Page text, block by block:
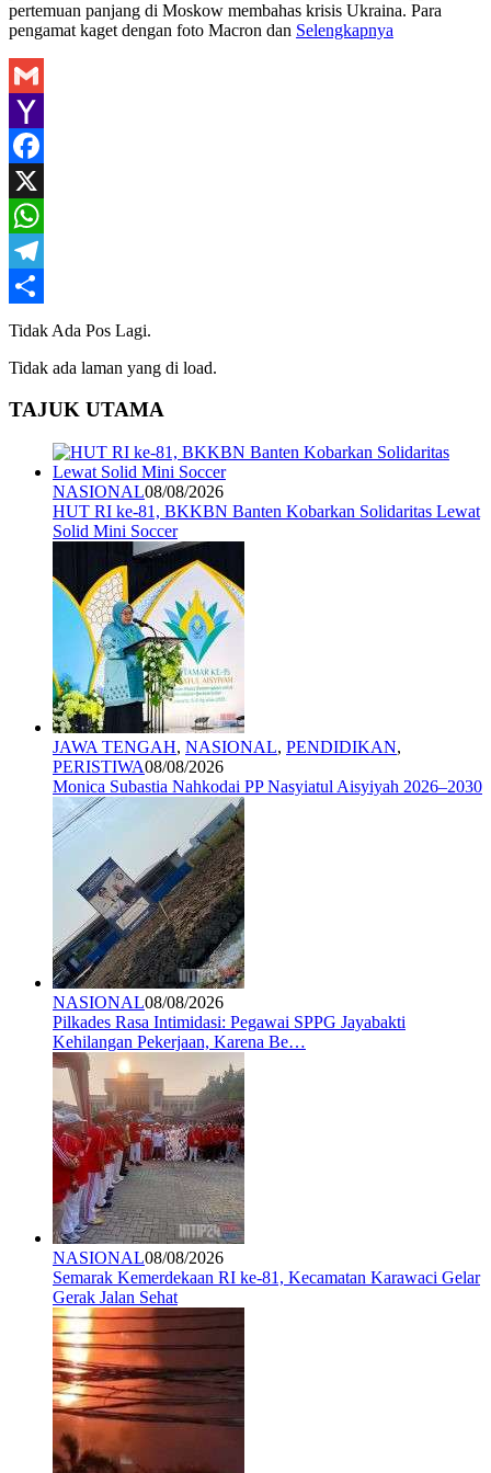
pertemuan panjang di Moskow membahas krisis Ukraina. Para
pengamat kaget dengan foto Macron dan Selengkapnya
Gmail
Yahoo
Mail
Facebook
X
WhatsApp
Telegram
Share
Tidak Ada Pos Lagi.
Tidak ada laman yang di load.
TAJUK UTAMA
NASIONAL08/08/2026
HUT RI ke-81, BKKBN Banten Kobarkan Solidaritas Lewat
Solid Mini Soccer
JAWA TENGAH, NASIONAL, PENDIDIKAN,
PERISTIWA08/08/2026
Monica Subastia Nahkodai PP Nasyiatul Aisyiyah 2026–2030
NASIONAL08/08/2026
Pilkades Rasa Intimidasi: Pegawai SPPG Jayabakti
Kehilangan Pekerjaan, Karena Be…
NASIONAL08/08/2026
Semarak Kemerdekaan RI ke-81, Kecamatan Karawaci Gelar
Gerak Jalan Sehat